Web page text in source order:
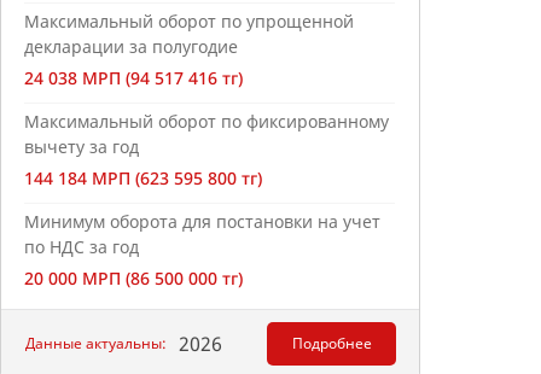
Максимальный оборот по упрощенной
декларации за полугодие
24 038 МРП (94 517 416 тг)
Максимальный оборот по фиксированному
вычету за год
144 184 МРП (623 595 800 тг)
Минимум оборота для постановки на учет
по НДС за год
20 000 МРП (86 500 000 тг)
Данные актуальны: 2026 Подробнее